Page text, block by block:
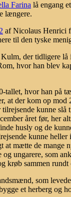
Farina lå engang
længere.
af Nicolaus Henrici
til den tyske
der tidligere
hvor han blev
tallet, hvor han på
at der kom op
kunne
året før, her
husly og de
kunne
at mætte de mange
og ungarere, som
krøb sammen
som
et herberg og